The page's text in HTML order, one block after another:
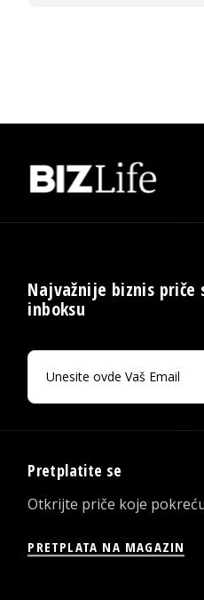
Najvažnije biznis priče
inboksu
Pretplatite se
Otkrijte priče koje
PRETPLATA NA MAGAZIN